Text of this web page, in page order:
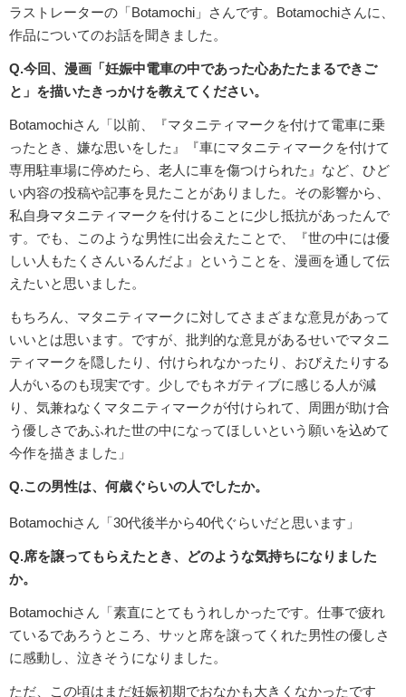
ラストレーターの「Botamochi」さんです。Botamochiさんに、
作品についてのお話を聞きました。
Q.今回、漫画「妊娠中電車の中であった心あたたまるできご
と」を描いたきっかけを教えてください。
Botamochiさん「以前、『マタニティマークを付けて電車に乗
ったとき、嫌な思いをした』『車にマタニティマークを付けて
専用駐車場に停めたら、老人に車を傷つけられた』など、ひど
い内容の投稿や記事を見たことがありました。その影響から、
私自身マタニティマークを付けることに少し抵抗があったんで
す。でも、このような男性に出会えたことで、『世の中には優
しい人もたくさんいるんだよ』ということを、漫画を通して伝
えたいと思いました。
もちろん、マタニティマークに対してさまざまな意見があって
いいとは思います。ですが、批判的な意見があるせいでマタニ
ティマークを隠したり、付けられなかったり、おびえたりする
人がいるのも現実です。少しでもネガティブに感じる人が減
り、気兼ねなくマタニティマークが付けられて、周囲が助け合
う優しさであふれた世の中になってほしいという願いを込めて
今作を描きました」
Q.この男性は、何歳ぐらいの人でしたか。
Botamochiさん「30代後半から40代ぐらいだと思います」
Q.席を譲ってもらえたとき、どのような気持ちになりました
か。
Botamochiさん「素直にとてもうれしかったです。仕事で疲れ
ているであろうところ、サッと席を譲ってくれた男性の優しさ
に感動し、泣きそうになりました。
ただ、この頃はまだ妊娠初期でおなかも大きくなかったです